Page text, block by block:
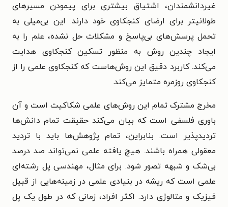
غیردانشمندان، اشتیاق بیشتری برای پیمودن مسیرهای
طولانیتر برای ارضای کنجکاوی خود دارند. این بی‌میلی به
تحمل پرسش‌های بی‌پاسخ و مشکلات حل نشده، علم را به
ایجاد چندین روش به منظور تسکین کنجکاوی هدایت
می‌کند. کاربرد دقیق این روش‌هاست که کنجکاوی علمی را از
کنجکاوی روزمره متمایز می‌کند.
مخرج مشترک تمام این روش‌های علمی شکاکیت است و آن
باوری فلسفی است که بیان می‌کند حقیقت تمام دانش‌ها
تردیدپذیر است. بنابراین، تمام پژوهش‌ها باید با تردید
معقولی همراه باشند. هیچ یافته علمی نمی‌تواند صد درصد
بی‌شک و شبهه تصور شود. برای مثال، مهندسی پل رشته‌ای
علمی است که ریشه در بنیادی علمی در زمینه‌هایی از قبیل
فیزیک و متالوژی دارد. اکثر افراد، زمانی که در طول یک پل